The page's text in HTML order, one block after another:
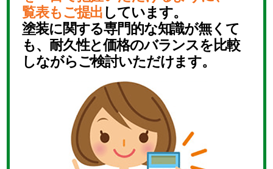
覧表もご提出しています。
塗装に関する専門的な知識が無くて
も、耐久性と価格のバランスを比較
しながらご検討いただけます。